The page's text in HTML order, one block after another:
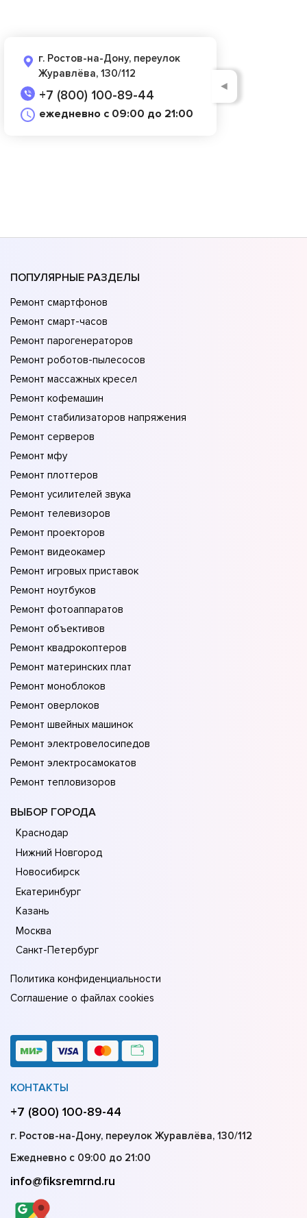
г. Ростов-на-Дону, переулок
Журавлёва, 130/112
+7 (800) 100-89-44
ежедневно с 09:00 до 21:00
◄
ПОПУЛЯРНЫЕ РАЗДЕЛЫ
Ремонт смартфонов
Ремонт смарт-часов
Ремонт парогенераторов
Ремонт роботов-пылесосов
Ремонт массажных кресел
Ремонт кофемашин
Ремонт стабилизаторов напряжения
Ремонт серверов
Ремонт мфу
Ремонт плоттеров
Ремонт усилителей звука
Ремонт телевизоров
Ремонт проекторов
Ремонт видеокамер
Ремонт игровых приставок
Ремонт ноутбуков
Ремонт фотоаппаратов
Ремонт объективов
Ремонт квадрокоптеров
Ремонт материнских плат
Ремонт моноблоков
Ремонт оверлоков
Ремонт швейных машинок
Ремонт электровелосипедов
Ремонт электросамокатов
Ремонт тепловизоров
ВЫБОР ГОРОДА
Краснодар
Нижний Новгород
Новосибирск
Екатеринбург
Казань
Москва
Санкт-Петербург
Политика конфиденциальности
Соглашение о файлах cookies
КОНТАКТЫ
+7 (800) 100-89-44
г. Ростов-на-Дону, переулок Журавлёва, 130/112
Ежедневно с 09:00 до 21:00
info@fiksremrnd.ru